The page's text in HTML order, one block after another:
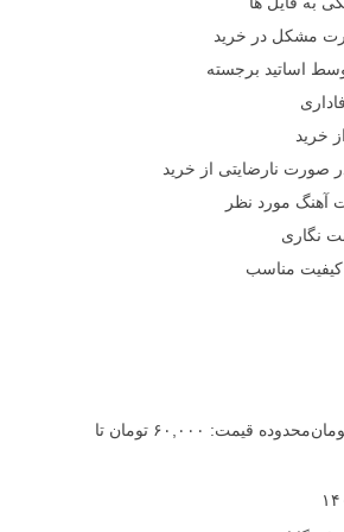
مشکل در خرید
اساتید برجسته
خرید
صورت نارضایتی از خرید
آهنگ مورد نظر
نگاری
کیفیت مناسب
محدوده قیمت: ۶۰,۰۰۰ تومان تا